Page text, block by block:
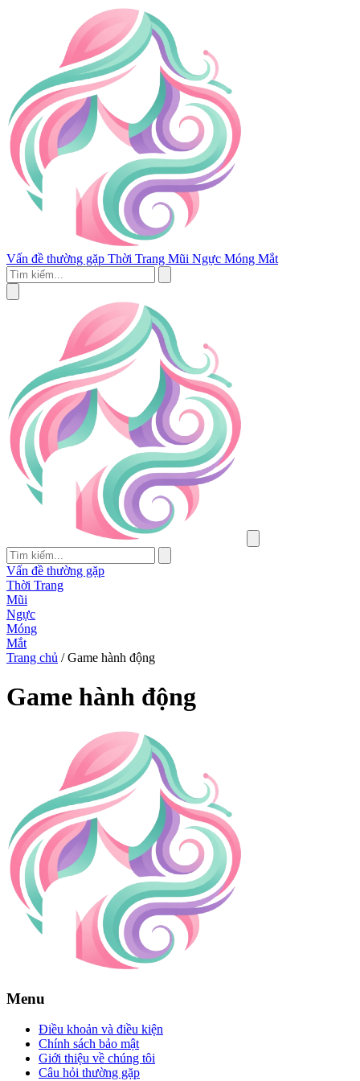
Vấn đề thường gặp Thời Trang Mũi Ngực Móng Mắt
Vấn đề thường gặp
Thời Trang
Mũi
Ngực
Móng
Mắt
Trang chủ / Game hành động
Game hành động
Menu
Điều khoản và điều kiện
Chính sách bảo mật
Giới thiệu về chúng tôi
Câu hỏi thường gặp